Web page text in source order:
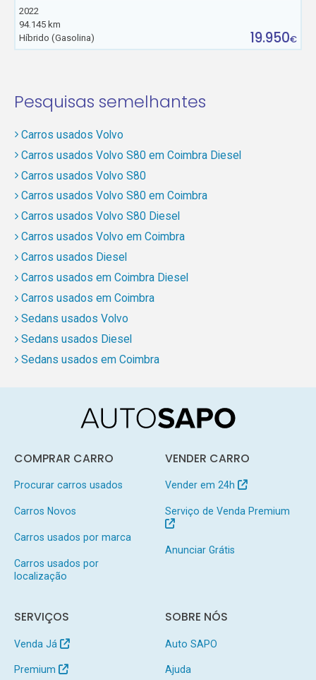
2022
94.145 km
Híbrido (Gasolina)
19.950€
Pesquisas semelhantes
Carros usados Volvo
Carros usados Volvo S80 em Coimbra Diesel
Carros usados Volvo S80
Carros usados Volvo S80 em Coimbra
Carros usados Volvo S80 Diesel
Carros usados Volvo em Coimbra
Carros usados Diesel
Carros usados em Coimbra Diesel
Carros usados em Coimbra
Sedans usados Volvo
Sedans usados Diesel
Sedans usados em Coimbra
COMPRAR CARRO
Procurar carros usados
Carros Novos
Carros usados por marca
Carros usados por
localização
VENDER CARRO
Vender em 24h
Serviço de Venda Premium
Anunciar Grátis
SERVIÇOS
Venda Já
Premium
SOBRE NÓS
Auto SAPO
Ajuda